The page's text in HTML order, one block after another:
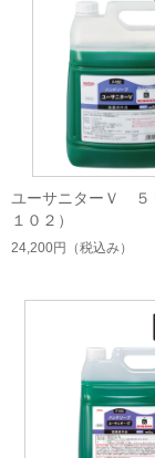
ユーサニターＶ ５
１０２）
24,200円 （税込み）